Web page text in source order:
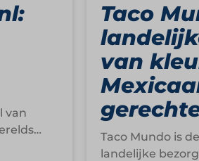
van
de
Taco
van
Taco Mundo is
landelijke